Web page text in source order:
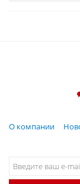
О компании